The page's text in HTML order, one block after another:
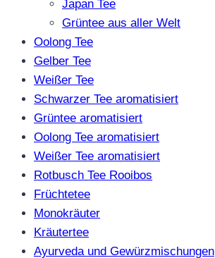
Japan Tee
Grüntee aus aller Welt
Oolong Tee
Gelber Tee
Weißer Tee
Schwarzer Tee aromatisiert
Grüntee aromatisiert
Oolong Tee aromatisiert
Weißer Tee aromatisiert
Rotbusch Tee Rooibos
Früchtetee
Monokräuter
Kräutertee
Ayurveda und Gewürzmischungen